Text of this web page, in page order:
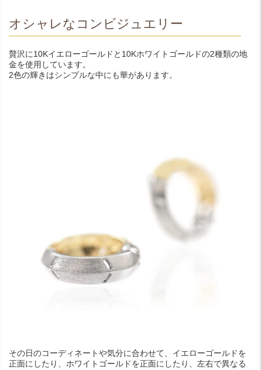
オシャレなコンビジュエリー
贅沢に10Kイエローゴールドと10Kホワイトゴールドの2種類の地
金を使用しています。
2色の輝きはシンプルな中にも華があります。
その日のコーディネートや気分に合わせて、イエローゴールドを
正面にしたり、ホワイトゴールドを正面にしたり、左右で異なる